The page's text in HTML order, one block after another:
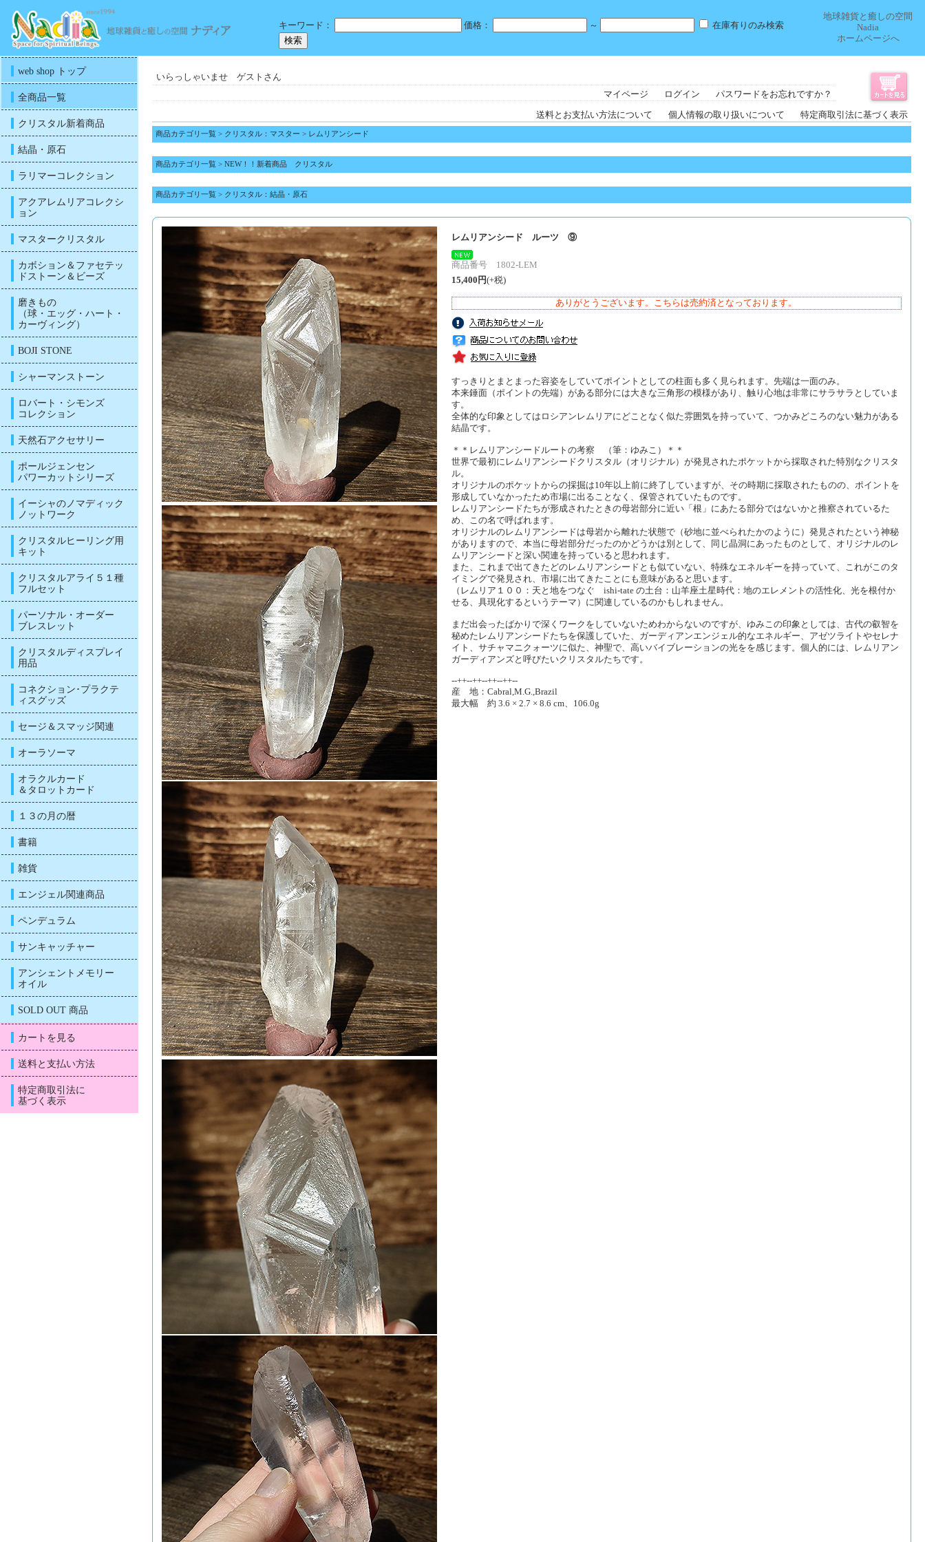
キーワード： 価格： ～ 在庫有りのみ検索
地球雑貨と癒しの空間
Nadia
ホームページへ
web shop トップ
全商品一覧
クリスタル新着商品
結晶・原石
ラリマーコレクション
アクアレムリアコレクシ
ョン
マスタークリスタル
カボション＆ファセテッ
ドストーン＆ビーズ
磨きもの
（球・エッグ・ハート・
カーヴィング）
BOJI STONE
シャーマンストーン
ロバート・シモンズ
コレクション
天然石アクセサリー
ポールジェンセン
パワーカットシリーズ
イーシャのノマディック
ノットワーク
クリスタルヒーリング用
キット
クリスタルアライ５１種
フルセット
パーソナル・オーダー
ブレスレット
クリスタルディスプレイ
用品
コネクション･プラクテ
ィスグッズ
セージ＆スマッジ関連
オーラソーマ
オラクルカード
＆タロットカード
１３の月の暦
書籍
雑貨
エンジェル関連商品
ペンデュラム
サンキャッチャー
アンシェントメモリー
オイル
SOLD OUT 商品
カートを見る
送料と支払い方法
特定商取引法に
基づく表示
いらっしゃいませ ゲストさん
マイページ
ログイン パスワードをお忘れですか？
送料とお支払い方法について 個人情報の取り扱いについて 特定商取引法に基づく表示
商品カテゴリ一覧 > クリスタル：マスター > レムリアンシード
商品カテゴリ一覧 > NEW！！新着商品 クリスタル
商品カテゴリ一覧 > クリスタル：結晶・原石
レムリアンシード ルーツ ⑨
商品番号 1802-LEM
15,400円(+税)
ありがとうございます。こちらは売約済となっております。
すっきりとまとまった容姿をしていてポイントとしての柱面も多く見られます。先端は一面のみ。
本来錘面（ポイントの先端）がある部分には大きな三角形の模様があり、触り心地は非常にサラサラとしていま
す。
全体的な印象としてはロシアンレムリアにどことなく似た雰囲気を持っていて、つかみどころのない魅力がある
結晶です。
＊＊レムリアンシードルートの考察 （筆：ゆみこ）＊＊
世界で最初にレムリアンシードクリスタル（オリジナル）が発見されたポケットから採取された特別なクリスタ
ル。
オリジナルのポケットからの採掘は10年以上前に終了していますが、その時期に採取されたものの、ポイントを
形成していなかったため市場に出ることなく、保管されていたものです。
レムリアンシードたちが形成されたときの母岩部分に近い「根」にあたる部分ではないかと推察されているた
め、この名で呼ばれます。
オリジナルのレムリアンシードは母岩から離れた状態で（砂地に並べられたかのように）発見されたという神秘
がありますので、本当に母岩部分だったのかどうかは別として、同じ晶洞にあったものとして、オリジナルのレ
ムリアンシードと深い関連を持っていると思われます。
また、これまで出てきたどのレムリアンシードとも似ていない、特殊なエネルギーを持っていて、これがこのタ
イミングで発見され、市場に出てきたことにも意味があると思います。
（レムリア１００：天と地をつなぐ ishi-tate の土台：山羊座土星時代：地のエレメントの活性化、光を根付か
せる、具現化するというテーマ）に関連しているのかもしれません。
まだ出会ったばかりで深くワークをしていないためわからないのですが、ゆみこの印象としては、古代の叡智を
秘めたレムリアンシードたちを保護していた、ガーディアンエンジェル的なエネルギー、アゼツライトやセレナ
イト、サチャマニクォーツに似た、神聖で、高いバイブレーションの光をを感じます。個人的には、レムリアン
ガーディアンズと呼びたいクリスタルたちです。
--++--++--++--++--
産 地：Cabral,M.G.,Brazil
最大幅 約 3.6 × 2.7 × 8.6 cm、106.0g